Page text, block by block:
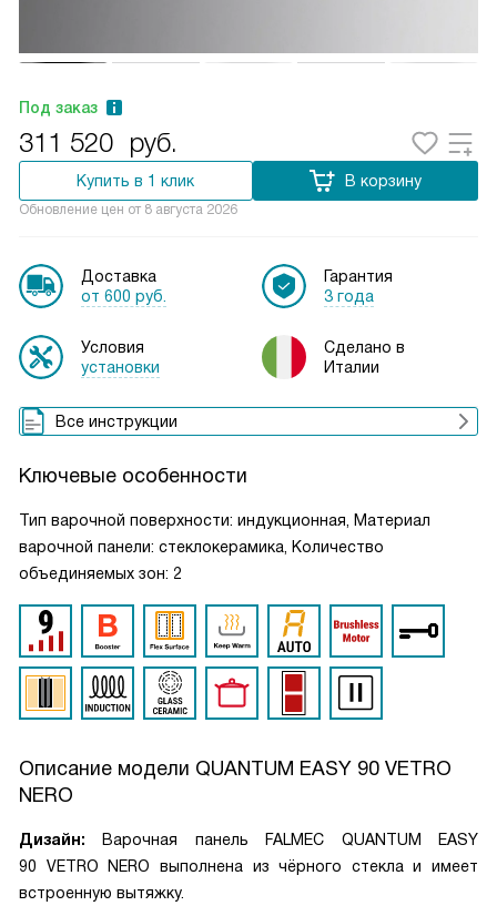
Под заказ
311 520 руб.
Купить в 1 клик В корзину
Обновление цен от 8 августа 2026
Доставка
от 600 руб.
Условия
установки
Гарантия
3 года
Сделано в
Италии
Все инструкции
Ключевые особенности
Тип варочной поверхности: индукционная, Материал
варочной панели: стеклокерамика, Количество
объединяемых зон: 2
Описание модели QUANTUM EASY 90 VETRO
NERO
Дизайн: Варочная панель FALMEC QUANTUM EASY
90 VETRO NERO выполнена из чёрного стекла и имеет
встроенную вытяжку.